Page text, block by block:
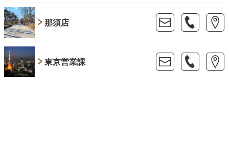
那須店
東京営業課